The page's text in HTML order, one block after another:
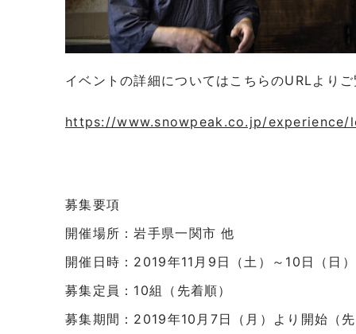
イベントの詳細についてはこちらのURLより
https://www.snowpeak.co.jp/
募集要項
開催場所：岩手県一関市 他
開催日時：2019年11月9日（土）～10日（日
募集定員：10組（先着順）
募集期間：2019年10月7日（月）より開始（